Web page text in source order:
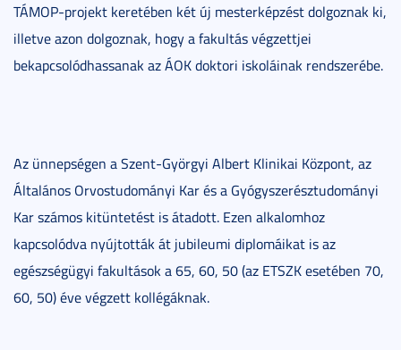
TÁMOP-projekt keretében két új mesterképzést dolgoznak ki,
illetve azon dolgoznak, hogy a fakultás végzettjei
bekapcsolódhassanak az ÁOK doktori iskoláinak rendszerébe.
Az ünnepségen a Szent-Györgyi Albert Klinikai Központ, az
Általános Orvostudományi Kar és a Gyógyszerésztudományi
Kar számos kitüntetést is átadott. Ezen alkalomhoz
kapcsolódva nyújtották át jubileumi diplomáikat is az
egészségügyi fakultások a 65, 60, 50 (az ETSZK esetében 70,
60, 50) éve végzett kollégáknak.